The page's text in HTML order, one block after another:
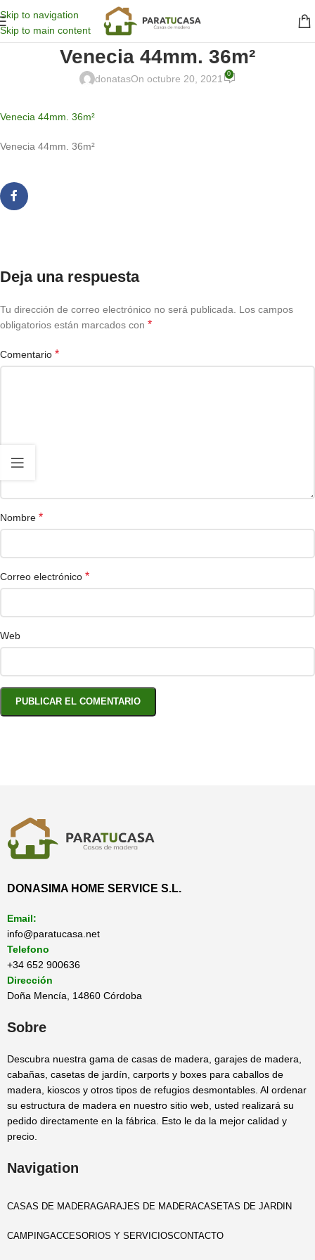
Skip to navigation
Skip to main content
Venecia 44mm. 36m²
donatasOn octubre 20, 2021 0
Venecia 44mm. 36m²
Venecia 44mm. 36m²
Deja una respuesta
Tu dirección de correo electrónico no será publicada.
Los campos
obligatorios están marcados con *
Comentario *
Nombre *
Correo electrónico *
Web
DONASIMA HOME SERVICE S.L.
Email:
info@paratucasa.net
Telefono
+34 652 900636
Dirección
Doña Mencía, 14860 Córdoba
Sobre
Descubra nuestra gama de casas de madera, garajes de madera,
cabañas, casetas de jardín, carports y boxes para caballos de
madera, kioscos y otros tipos de refugios desmontables. Al ordenar
su estructura de madera en nuestro sitio web, usted realizará su
pedido directamente en la fábrica. Esto le da la mejor calidad y
precio.
Navigation
CASAS DE MADERAGARAJES DE MADERACASETAS DE JARDIN
CAMPINGACCESORIOS Y SERVICIOSCONTACTO